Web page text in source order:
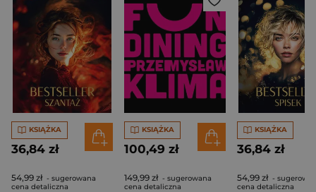
KSIĄŻKA
36,84 zł
54,99 zł - sugerowana
cena detaliczna
KSIĄŻKA
100,49 zł
149,99 zł - sugerowana
cena detaliczna
KSIĄŻKA
36,84 zł
54,99 zł -
cena detaliczna